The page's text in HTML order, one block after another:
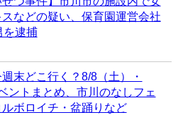
などの疑い、保育園運営会社
を逮捕
週末どこ行く？8/8（土）・
ントまとめ、市川のなしフェ
ボロイチ・盆踊りなど